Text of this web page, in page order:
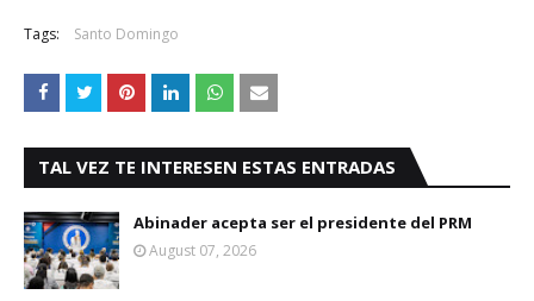
Tags: Santo Domingo
TAL VEZ TE INTERESEN ESTAS ENTRADAS
Abinader acepta ser el presidente del PRM
August 07, 2026